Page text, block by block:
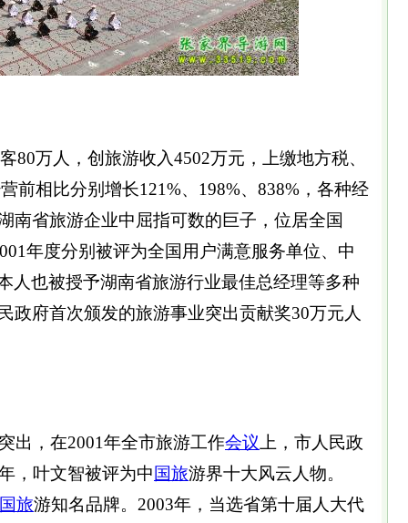
80万人，创旅游收入4502万元，上缴地方税、
前相比分别增长121%、198%、838%，各种经
南省旅游企业中屈指可数的巨子，位居全国
年度分别被评为全国用户满意服务单位、中
人也被授予湖南省旅游行业最佳总经理等多种
政府首次颁发的旅游事业突出贡献奖30万元人
，在2001年全市旅游工作会议 上，市人民政
，叶文智被评为中国旅游界十大风云人物。
国旅游知名品牌。2003年，当选省第十届人大代